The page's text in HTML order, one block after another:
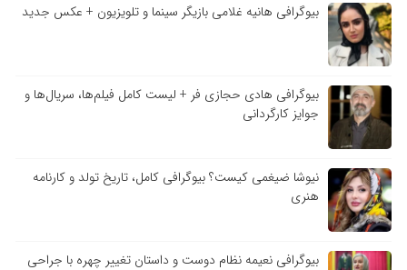
بیوگرافی هانیه غلامی بازیگر سینما و تلویزیون + عکس جدید
بیوگرافی هادی حجازی فر + لیست کامل فیلم‌ها، سریال‌ها و
جوایز کارگردانی
نیوشا ضیغمی کیست؟ بیوگرافی کامل، تاریخ تولد و کارنامه
هنری
بیوگرافی نعیمه نظام دوست و داستان تغییر چهره با جراحی